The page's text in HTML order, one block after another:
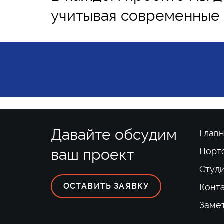
учитывая
Давайте обсудим
ваш проект
ОСТАВИТЬ ЗАЯВКУ